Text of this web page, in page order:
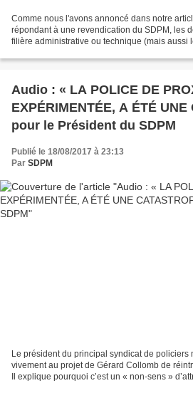
Comme nous l'avons annoncé dans notre
répondant à une revendication du SDPM, les
filière administrative ou technique (mais aussi
Audio : « LA POLICE DE
EXPÉRIMENTÉE, A ÉTÉ UNE
pour le Président du SDPM
Publié le 18/08/2017 à 23:13
Par SDPM
Le président du principal syndicat de policiers
vivement au projet de Gérard Collomb de
Il explique pourquoi c’est un « non-sens »